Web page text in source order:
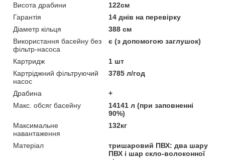
Висота драбини
122см
Гарантія
14 днів на перевірку
Діаметр кільця
388 см
Використання басейну без
фільтр-насоса
є (з допомогою заглушок)
Картридж
1 шт
Картріджний фільтруючий
насос
3785 л/год
Драбина
+
Макс. обсяг басейну
14141 л (при заповненні
90%)
Максимальне
навантаження
132кг
Матеріал
тришаровий ПВХ: два шару
ПВХ і шар скло-волоконної